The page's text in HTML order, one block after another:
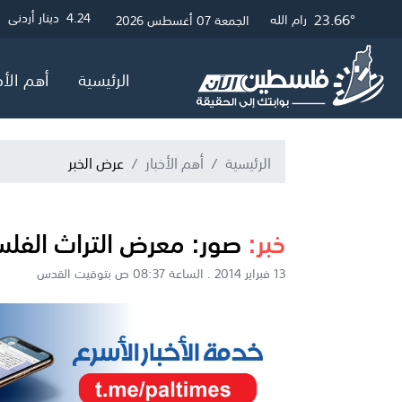
28.13° غزة 24.45° القدس 23.66° رام الله 22.75° الخليل الجمعة 07 أغسطس 2026 3.01 دولار أمريكي 4.05 جنيه إسترليني 4.24 دينار أردني 0.06 جنيه مصري
الرئيسية أهم
الرئيسية أهم الأخبار عرض الخبر
خبر: صور: معرض التراث
13 فبراير 2014 . الساعة 08:37 ص بتوقيت القدس